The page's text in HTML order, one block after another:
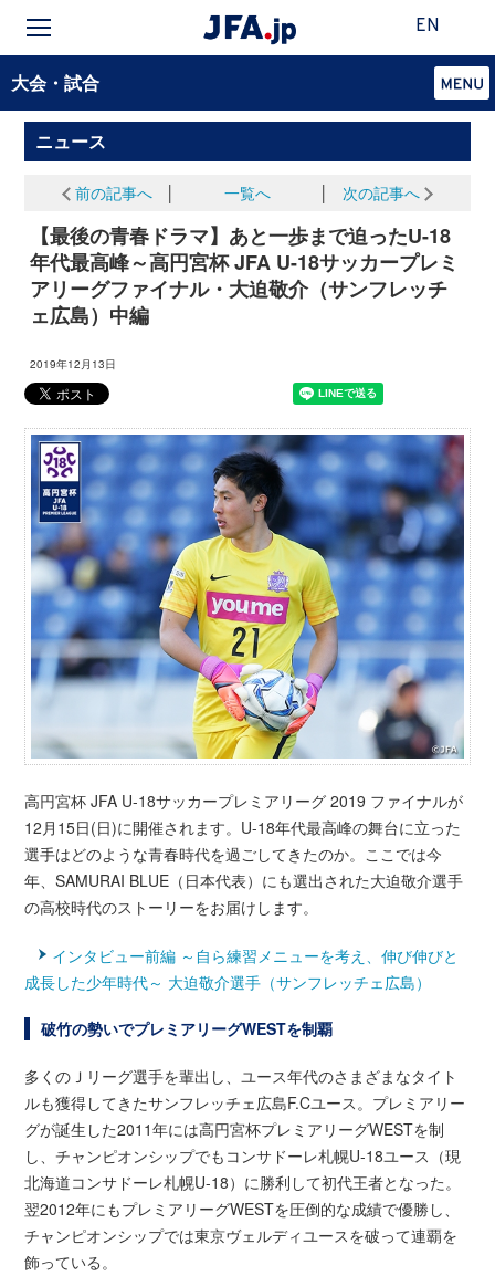
EN
大会・試合
ニュース
前の記事へ 一覧へ 次の記事へ
【最後の青春ドラマ】あと一歩まで迫ったU-18
年代最高峰～高円宮杯 JFA U-18サッカープレミ
アリーグファイナル・大迫敬介（サンフレッチ
ェ広島）中編
2019年12月13日
高円宮杯 JFA U-18サッカープレミアリーグ 2019 ファイナルが
12月15日(日)に開催されます。U-18年代最高峰の舞台に立った
選手はどのような青春時代を過ごしてきたのか。ここでは今
年、SAMURAI BLUE（日本代表）にも選出された大迫敬介選手
の高校時代のストーリーをお届けします。
インタビュー前編 ～自ら練習メニューを考え、伸び伸びと
成長した少年時代～ 大迫敬介選手（サンフレッチェ広島）
破竹の勢いでプレミアリーグWESTを制覇
多くのＪリーグ選手を輩出し、ユース年代のさまざまなタイト
ルも獲得してきたサンフレッチェ広島F.Cユース。プレミアリー
グが誕生した2011年には高円宮杯プレミアリーグWESTを制
し、チャンピオンシップでもコンサドーレ札幌U-18ユース（現
北海道コンサドーレ札幌U-18）に勝利して初代王者となった。
翌2012年にもプレミアリーグWESTを圧倒的な成績で優勝し、
チャンピオンシップでは東京ヴェルディユースを破って連覇を
飾っている。